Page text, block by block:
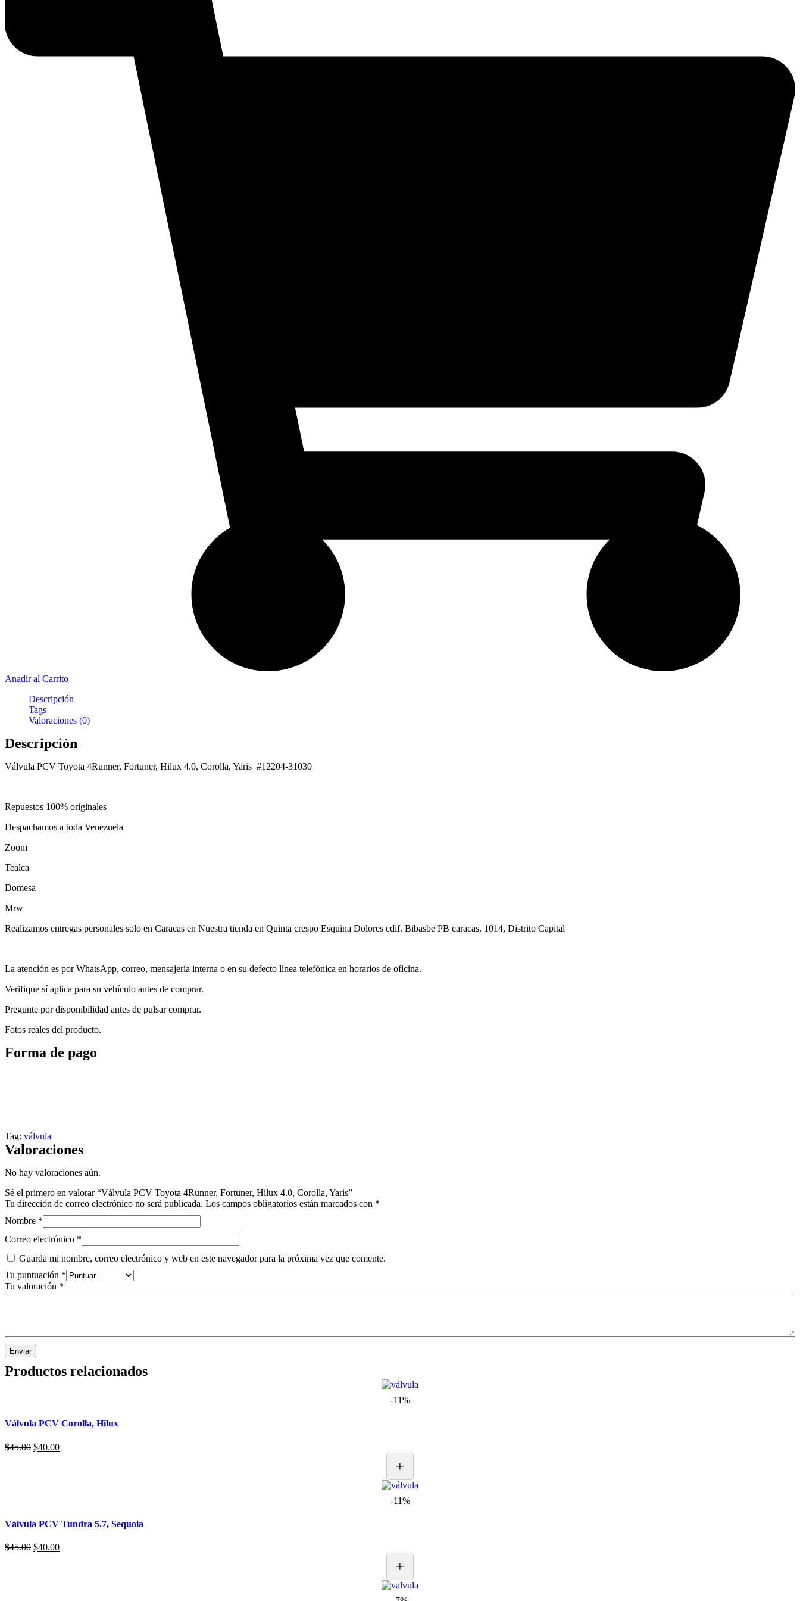
Anadir al Carrito
Descripción
Tags
Valoraciones (0)
Descripción
Válvula PCV Toyota 4Runner, Fortuner, Hilux 4.0, Corolla, Yaris #12204-31030
Repuestos 100% originales
Despachamos a toda Venezuela
Zoom
Tealca
Domesa
Mrw
Realizamos entregas personales solo en Caracas en Nuestra tienda en Quinta crespo Esquina Dolores edif. Bibasbe PB caracas, 1014, Distrito Capital
La atención es por WhatsApp, correo, mensajería interna o en su defecto línea telefónica en horarios de oficina.
Verifique sí aplica para su vehículo antes de comprar.
Pregunte por disponibilidad antes de pulsar comprar.
Fotos reales del producto.
Forma de pago
Tag: válvula
Valoraciones
No hay valoraciones aún.
Sé el primero en valorar “Válvula PCV Toyota 4Runner, Fortuner, Hilux 4.0, Corolla, Yaris”
Tu dirección de correo electrónico no será publicada. Los campos obligatorios están marcados con *
Nombre *
Correo electrónico *
Guarda mi nombre, correo electrónico y web en este navegador para la próxima vez que comente.
Tu puntuación *
Tu valoración *
Productos relacionados
-11%
Válvula PCV Corolla, Hilux
$45.00 El
$40.00El
+
-11%
Válvula PCV Tundra 5.7, Sequoia
$45.00 El
$40.00El
+